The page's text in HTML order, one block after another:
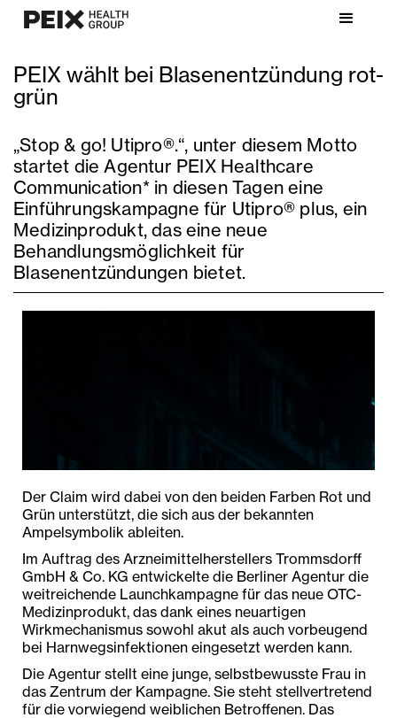
PEIX wählt bei Blasenentzündung rot-
grün
„Stop & go! Utipro®.“, unter diesem Motto
startet die Agentur PEIX Healthcare
Communication* in diesen Tagen eine
Einführungskampagne für Utipro® plus, ein
Medizinprodukt, das eine neue
Behandlungsmöglichkeit für
Blasenentzündungen bietet.
Der Claim wird dabei von den beiden Farben Rot und
Grün unterstützt, die sich aus der bekannten
Ampelsymbolik ableiten.
Im Auftrag des Arzneimittelherstellers Trommsdorff
GmbH & Co. KG entwickelte die Berliner Agentur die
weitreichende Launchkampagne für das neue OTC-
Medizinprodukt, das dank eines neuartigen
Wirkmechanismus sowohl akut als auch vorbeugend
bei Harnwegsinfektionen eingesetzt werden kann.
Die Agentur stellt eine junge, selbstbewusste Frau in
das Zentrum der Kampagne. Sie steht stellvertretend
für die vorwiegend weiblichen Betroffenen. Das